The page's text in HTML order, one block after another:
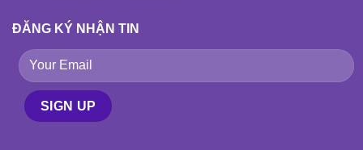
ĐĂNG KÝ NHẬN TIN